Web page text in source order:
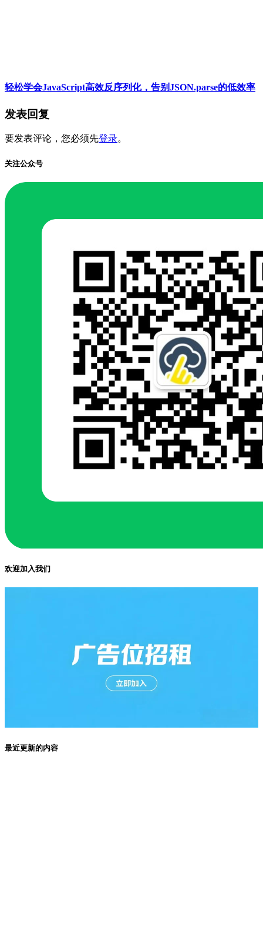
轻松学会JavaScript高效反序列化，告别JSON.parse的低效率
发表回复
要发表评论，您必须先登录。
关注公众号
欢迎加入我们
最近更新的内容